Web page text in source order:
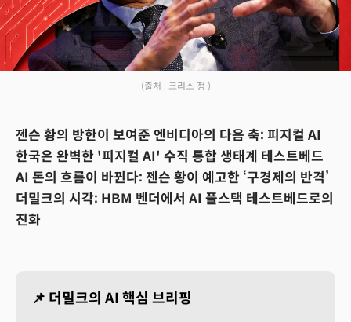
(출처 : 크리스 정 )
젠슨 황의 방한이 보여준 엔비디아의 다음 축: 피지컬 AI
한국은 완벽한 '피지컬 AI' 수직 통합 생태계 테스트베드
AI 돈의 흐름이 바뀐다: 젠슨 황이 예고한 ‘구경제의 반격’
더밀크의 시각: HBM 벤더에서 AI 풀스택 테스트베드로의
진화
📌 더밀크의 AI 핵심 브리핑